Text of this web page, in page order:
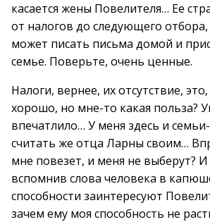
касается жены Повелителя… Ее
от налогов до следующего отбора,
может писать письма домой и
семье. Поверьте, очень ценные.
Налоги, вернее, их отсутствие,
хорошо, но мне-то какая польза?
впечатлило… У меня здесь и
считать же отца Ларны своим…
мне повезет, и меня не выберут? И
вспомнив слова человека в
способности заинтересуют
зачем ему моя способность не